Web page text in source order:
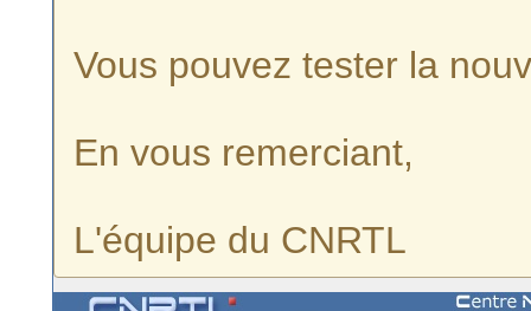
Vous pouvez tester la
En vous remerciant,
L'équipe du CNRTL